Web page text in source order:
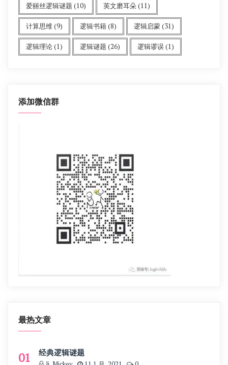
爱丽丝逻辑谜题 (10) 英文磨耳朵(11)
计算思维 (9) 逻辑书籍(8) 逻辑启蒙(31)
逻辑理论(1) 逻辑谜题 (26) 逻辑谬误(1)
添加微信群
最热文章
01 经典逻辑谜题